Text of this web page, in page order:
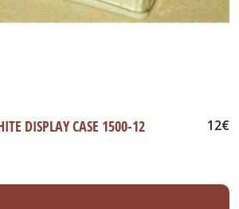
DISPLAY CASE 1500-12 12€